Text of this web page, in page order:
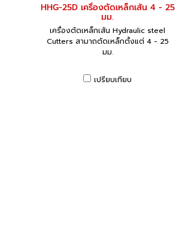
HHG-25D เครื่องตัดเหล็กเส้น 4 - 25
มม.
เครื่องตัดเหล็กเส้น Hydraulic steel
Cutters สามาถตัดเหล็กตั้งแต่ 4 - 25
มม.
เปรียบเทียบ